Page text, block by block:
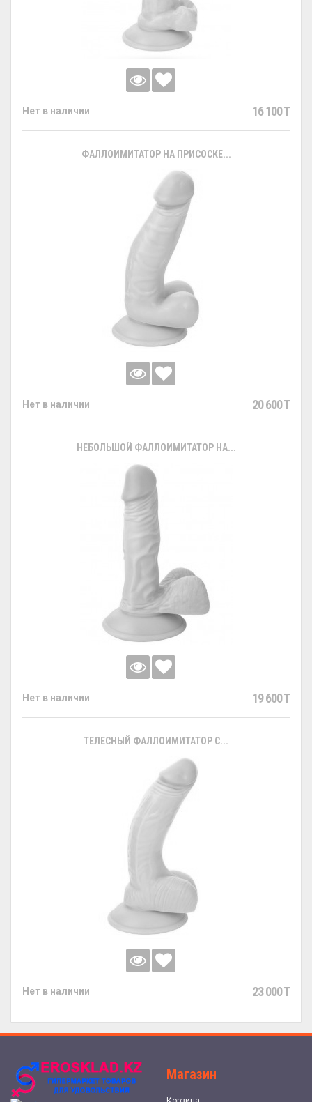
Нет в наличии 16 100 T
ФАЛЛОИМИТАТОР НА ПРИСОСКЕ...
Нет в наличии 20 600 T
НЕБОЛЬШОЙ ФАЛЛОИМИТАТОР НА...
Нет в наличии 19 600 T
ТЕЛЕСНЫЙ ФАЛЛОИМИТАТОР С...
Нет в наличии 23 000 T
Магазин